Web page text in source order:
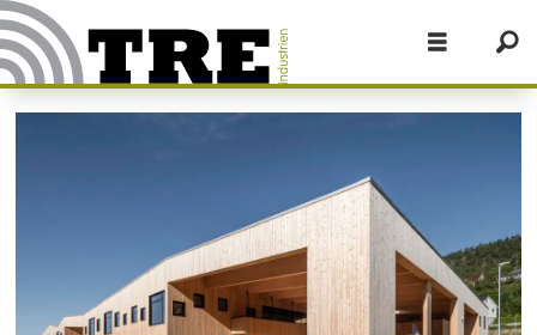
borgafjellet
barneskule